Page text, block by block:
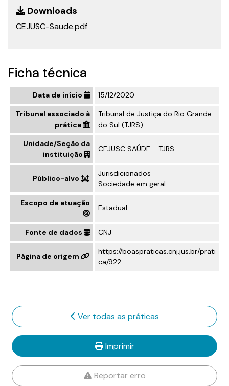
Downloads
CEJUSC-Saude.pdf
Ficha técnica
Data de início 15/12/2020
Tribunal associado à
prática
Tribunal de Justiça do Rio Grande
do Sul (TJRS)
Unidade/Seção da
instituição
CEJUSC SAÚDE - TJRS
Público-alvo
Jurisdicionados
Sociedade em geral
Escopo de atuação
Estadual
Fonte de dados CNJ
Página de origem
https://boaspraticas.cnj.jus.br/prati
ca/922
Ver todas as práticas
Imprimir
Reportar erro